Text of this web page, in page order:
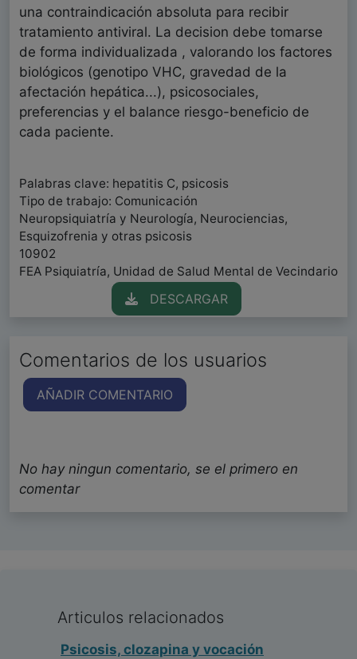
una contraindicación absoluta para recibir
tratamiento antiviral. La decision debe tomarse
de forma individualizada , valorando los factores
biológicos (genotipo VHC, gravedad de la
afectación hepática...), psicosociales,
preferencias y el balance riesgo-beneficio de
cada paciente.
Palabras clave: hepatitis C, psicosis
Tipo de trabajo: Comunicación
Neuropsiquiatría y Neurología, Neurociencias,
Esquizofrenia y otras psicosis
10902
FEA Psiquiatría, Unidad de Salud Mental de Vecindario
DESCARGAR
Comentarios de los usuarios
AÑADIR COMENTARIO
No hay ningun comentario, se el primero en
comentar
Articulos relacionados
Psicosis, clozapina y vocación